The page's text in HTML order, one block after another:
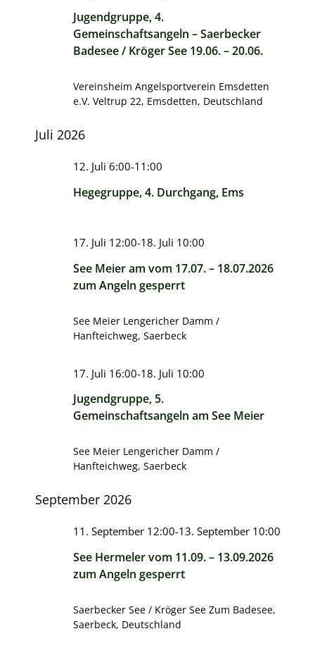
Jugendgruppe, 4.
Gemeinschaftsangeln – Saerbecker
Badesee / Kröger See 19.06. – 20.06.
Vereinsheim Angelsportverein Emsdetten
e.V. Veltrup 22, Emsdetten, Deutschland
Juli 2026
Hegegruppe, 4. Durchgang, Ems
12. Juli 6:00-11:00
See Meier am vom 17.07. – 18.07.2026
zum Angeln gesperrt
17. Juli 12:00-18. Juli 10:00
See Meier Lengericher Damm /
Hanfteichweg, Saerbeck
Jugendgruppe, 5.
Gemeinschaftsangeln am See Meier
17. Juli 16:00-18. Juli 10:00
See Meier Lengericher Damm /
Hanfteichweg, Saerbeck
September 2026
See Hermeler vom 11.09. – 13.09.2026
zum Angeln gesperrt
11. September 12:00-13. September 10:00
Saerbecker See / Kröger See Zum Badesee,
Saerbeck, Deutschland